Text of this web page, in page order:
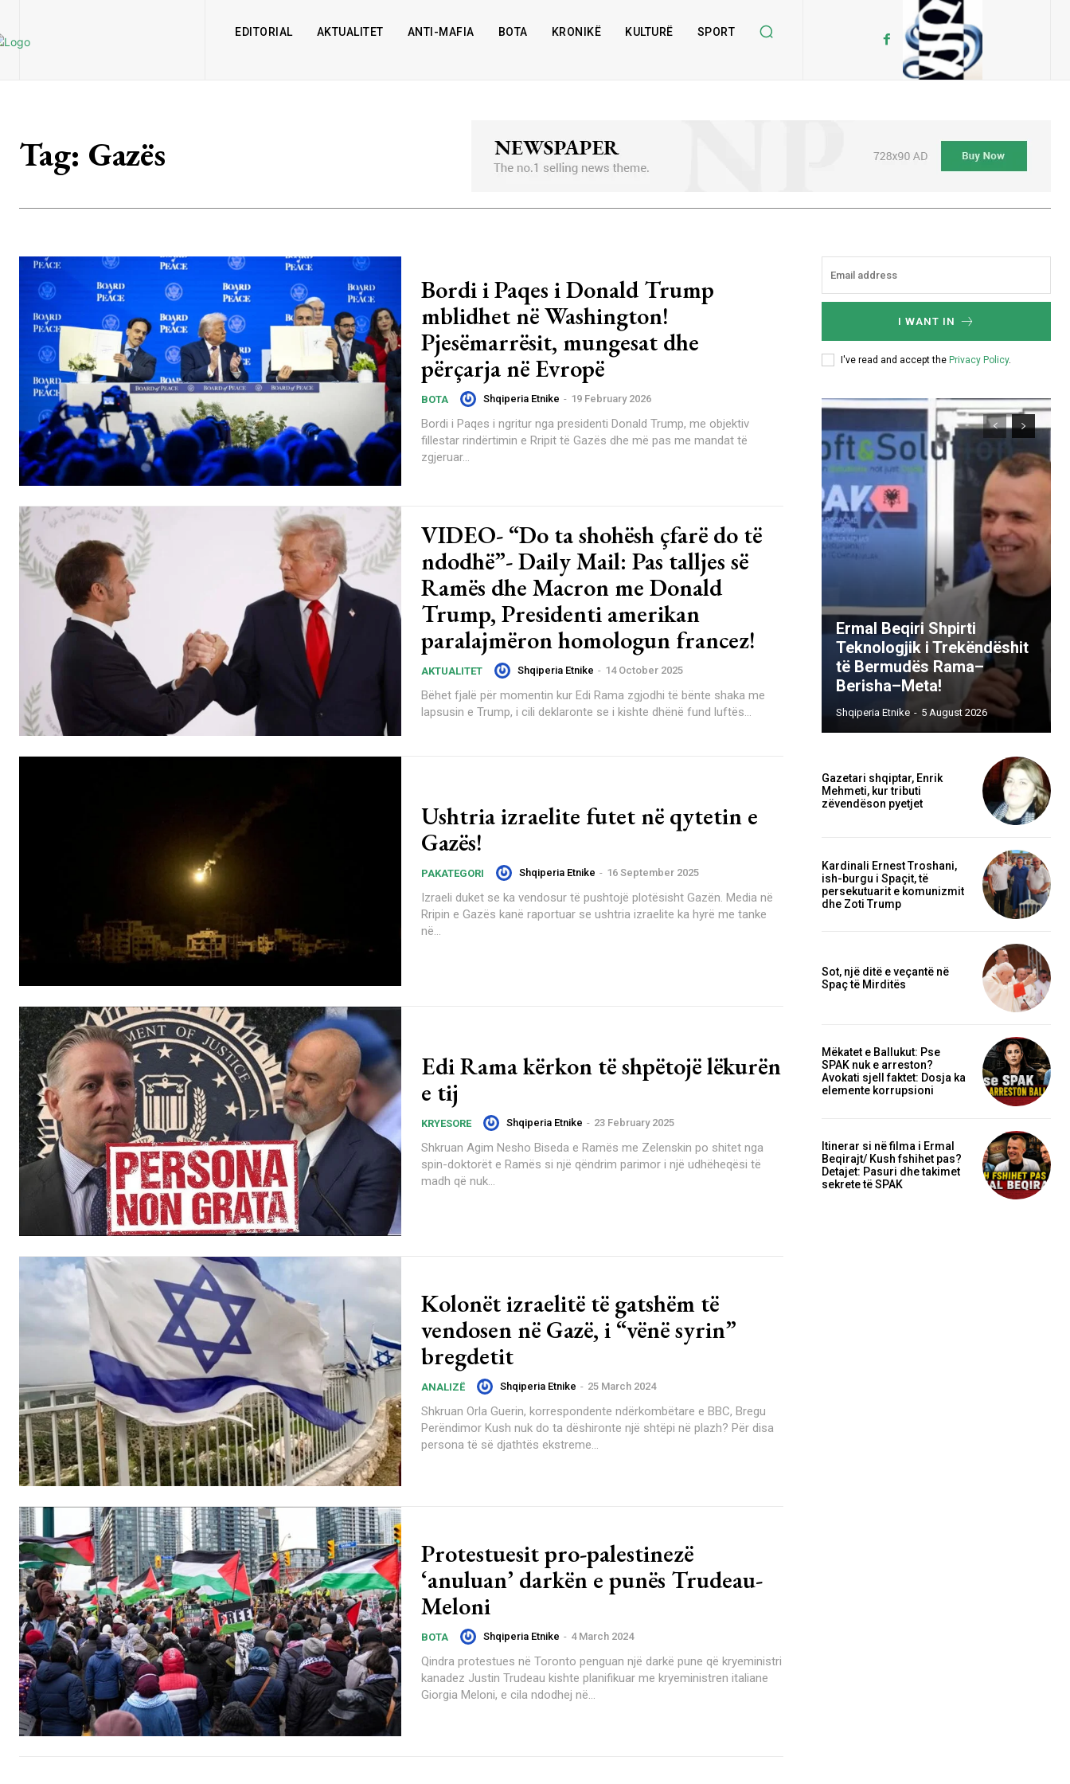
EDITORIAL AKTUALITET ANTI-MAFIA BOTA KRONIKË KULTURË SPORT
Tag: Gazës
Bordi i Paqes i Donald Trump
mblidhet në Washington!
Pjesëmarrësit, mungesat dhe
përçarja në Evropë
BOTA Shqiperia Etnike - 19 February 2026
Bordi i Paqes i ngritur nga presidenti Donald Trump, me objektiv
fillestar rindërtimin e Rripit të Gazës dhe më pas me mandat të
zgjeruar...
VIDEO- “Do ta shohësh çfarë do të
ndodhë”- Daily Mail: Pas talljes së
Ramës dhe Macron me Donald
Trump, Presidenti amerikan
paralajmëron homologun francez!
AKTUALITET Shqiperia Etnike - 14 October 2025
Bëhet fjalë për momentin kur Edi Rama zgjodhi të bënte shaka me
lapsusin e Trump, i cili deklaronte se i kishte dhënë fund luftës...
Ushtria izraelite futet në qytetin e
Gazës!
PAKATEGORI Shqiperia Etnike - 16 September 2025
Izraeli duket se ka vendosur të pushtojë plotësisht Gazën. Media në
Rripin e Gazës kanë raportuar se ushtria izraelite ka hyrë me tanke
në...
Edi Rama kërkon të shpëtojë lëkurën
e tij
KRYESORE Shqiperia Etnike - 23 February 2025
Shkruan Agim Nesho Biseda e Ramës me Zelenskin po shitet nga
spin-doktorët e Ramës si një qëndrim parimor i një udhëheqësi të
madh që nuk...
Kolonët izraelitë të gatshëm të
vendosen në Gazë, i “vënë syrin”
bregdetit
ANALIZË Shqiperia Etnike - 25 March 2024
Shkruan Orla Guerin, korrespondente ndërkombëtare e BBC, Bregu
Perëndimor Kush nuk do ta dëshironte një shtëpi në plazh? Për disa
persona të së djathtës ekstreme...
Protestuesit pro-palestinezë
‘anuluan’ darkën e punës Trudeau-
Meloni
BOTA Shqiperia Etnike - 4 March 2024
Qindra protestues në Toronto penguan një darkë pune që kryeministri
kanadez Justin Trudeau kishte planifikuar me kryeministren italiane
Giorgia Meloni, e cila ndodhej në...
I WANT IN
I've read and accept the Privacy Policy.
Ermal Beqiri Shpirti
Teknologjik i Trekëndëshit
të Bermudës Rama–
Berisha–Meta!
Shqiperia Etnike - 5 August 2026
Gazetari shqiptar, Enrik
Mehmeti, kur tributi
zëvendëson pyetjet
Kardinali Ernest Troshani,
ish-burgu i Spaçit, të
persekutuarit e komunizmit
dhe Zoti Trump
Sot, një ditë e veçantë në
Spaç të Mirditës
Mëkatet e Ballukut: Pse
SPAK nuk e arreston?
Avokati sjell faktet: Dosja ka
elemente korrupsioni
Itinerar si në filma i Ermal
Beqirajt/ Kush fshihet pas?
Detajet: Pasuri dhe takimet
sekrete të SPAK